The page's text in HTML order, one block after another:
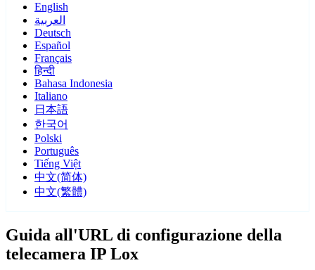
English
العربية
Deutsch
Español
Français
हिन्दी
Bahasa Indonesia
Italiano
日本語
한국어
Polski
Português
Tiếng Việt
中文(简体)
中文(繁體)
Guida all'URL di configurazione della
telecamera IP Lox